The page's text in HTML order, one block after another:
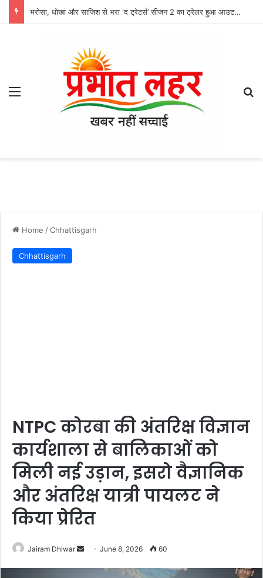
भरोसा, धोखा और साजिश से भरा ‘द ट्रेटर्स’ सीजन 2 का ट्रेलर हुआ आउट, 13 अगस्त से करण जौहर लगाएंगे गेम में तड़का
Menu
Home /Chhattisgarh
Chhattisgarh
NTPC कोरबा की अंतरिक्ष विज्ञान
कार्यशाला से बालिकाओं को
मिली नई उड़ान, इसरो वैज्ञानिक
और अंतरिक्ष यात्री पायलट ने
किया प्रेरित
Jairam Dhiwar
Send June 8, 2026 60